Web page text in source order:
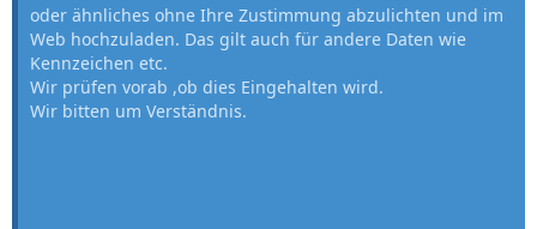
oder ähnliches ohne Ihre Zustimmung abzulichten und im
Web hochzuladen. Das gilt auch für andere Daten wie
Kennzeichen etc.
Wir prüfen vorab ,ob dies Eingehalten wird.
Wir bitten um Verständnis.